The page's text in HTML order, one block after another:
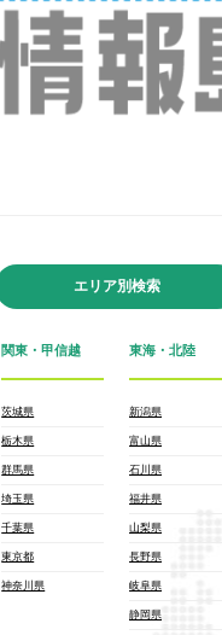
エリア別検索
関東・甲信越
茨城県
栃木県
群馬県
埼玉県
千葉県
東京都
神奈川県
東海・北陸
新潟県
富山県
石川県
福井県
山梨県
長野県
岐阜県
静岡県